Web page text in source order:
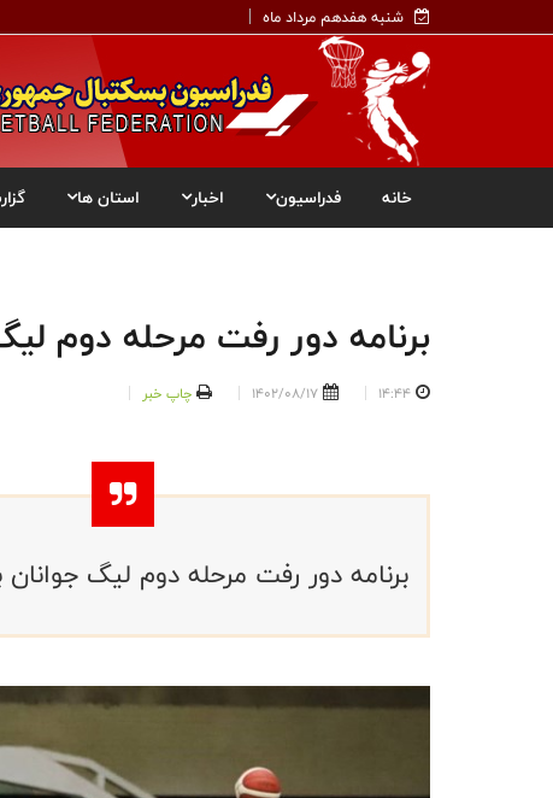
شنبه هفدهم مرداد ماه
خانه فدراسیون اخبار استان ها
برنامه دور رفت مرحله دوم
14:44
1402/08/17 چاپ خبر
برنامه دور رفت مرحله دوم لیگ